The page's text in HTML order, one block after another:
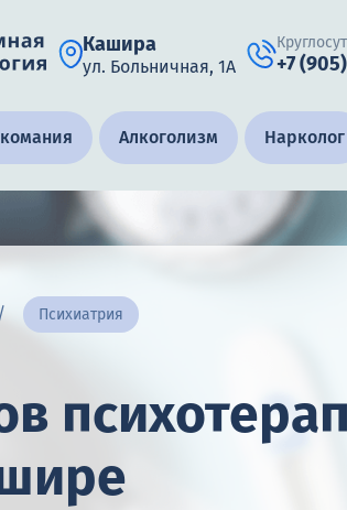
Кашира
ул. Больничная, 1А +7
специалиста
1А
Алкоголизм Нарколог
Психиатрия